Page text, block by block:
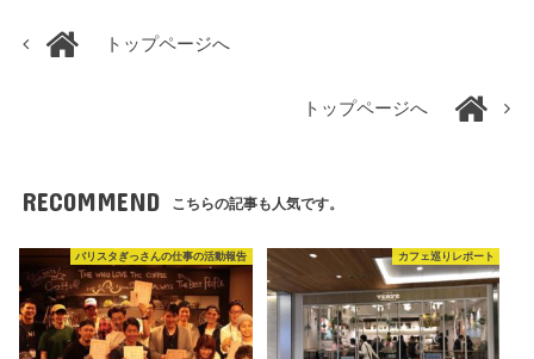
トップページへ
トップページへ
RECOMMEND こちらの記事も人気です。
バリスタぎっさんの仕事の活動報告 カフェ巡りレポート